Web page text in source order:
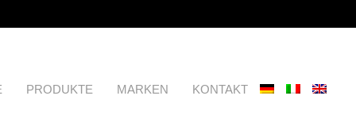
PRODUKTE MARKEN KONTAKT